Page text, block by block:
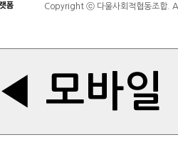
Copyright ⓒ 다울사회적협동조합.